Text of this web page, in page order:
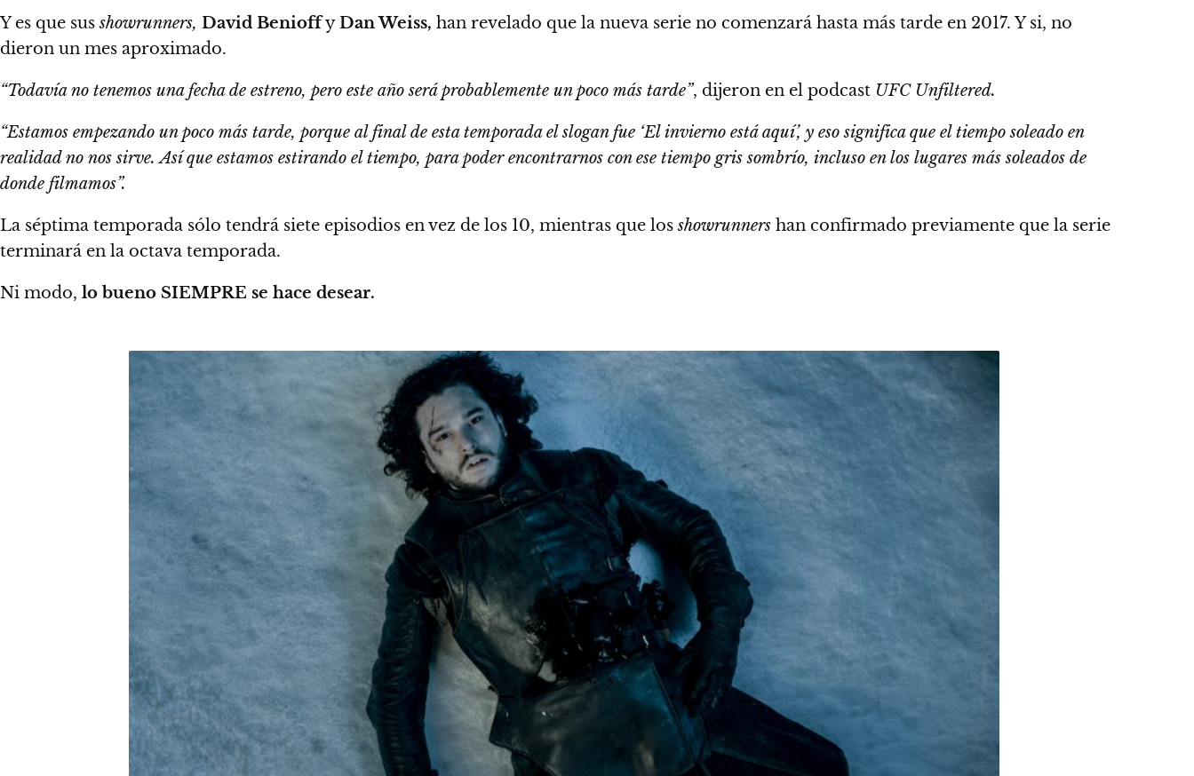
Y es que susshowrunners, David BenioffyDan Weiss, han revelado que la nueva serie no comenzará hasta más tarde en 2017. Y si, no
dieron un mes aproximado.
“Todavía no tenemos una fecha de estreno, pero este año será probablemente un poco más tarde”, dijeron en el podcast UFC Unfiltered.
“Estamos empezando un poco más tarde, porque al final de esta temporada el slogan fue ‘El invierno está aquí’, y eso significa que el tiempo soleado en
realidad no nos sirve. Así que estamos estirando el tiempo, para poder encontrarnos con ese tiempo gris sombrío, incluso en los lugares más soleados de
donde filmamos”.
La séptima temporada sólo tendrá siete episodios en vez de los 10, mientras que losshowrunners han confirmado previamente que la serie
terminará en la octava temporada.
Ni modo, lo bueno SIEMPRE se hace desear.